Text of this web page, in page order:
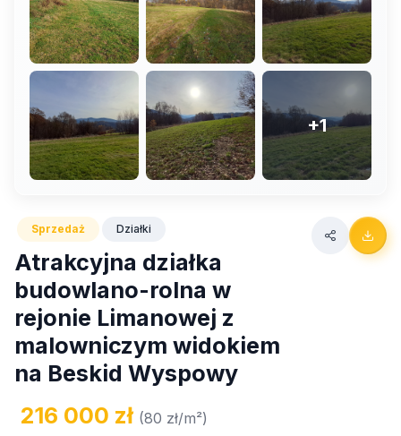
+1
Sprzedaż Działki
Atrakcyjna działka
budowlano-rolna w
rejonie Limanowej z
malowniczym widokiem
na Beskid Wyspowy
216 000 zł (80 zł/m²)